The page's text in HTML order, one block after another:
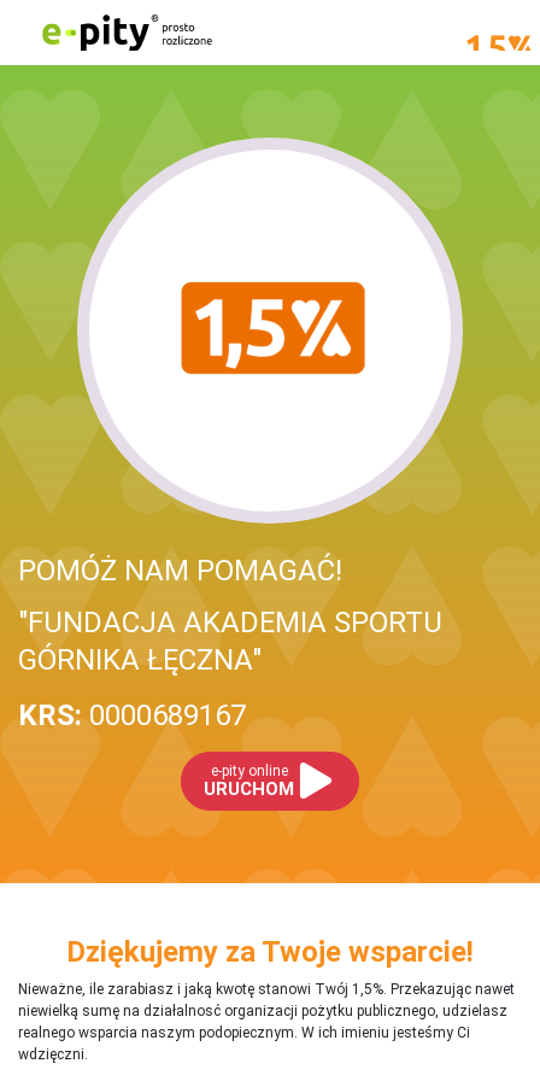
POMÓŻ NAM POMAGAĆ!
"FUNDACJA AKADEMIA SPORTU
GÓRNIKA ŁĘCZNA"
KRS: 0000689167
e-pity online
URUCHOM
Dziękujemy za Twoje wsparcie!
Nieważne, ile zarabiasz i jaką kwotę stanowi Twój 1,5%. Przekazując nawet
niewielką sumę na działalnosć organizacji pożytku publicznego, udzielasz
realnego wsparcia naszym podopiecznym. W ich imieniu jesteśmy Ci
wdzięczni.